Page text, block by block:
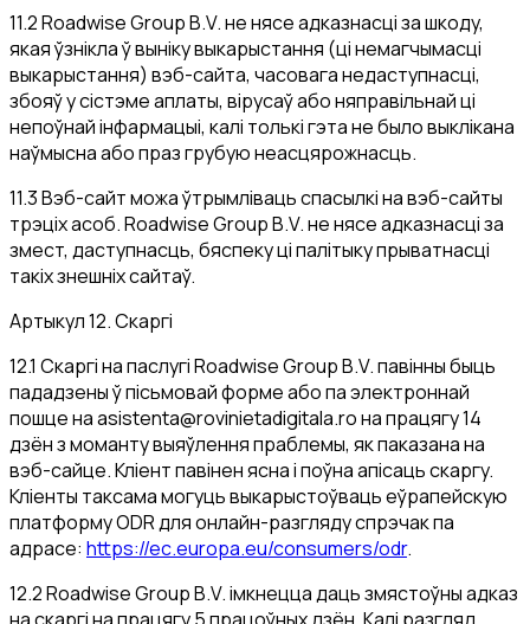
11.2 Roadwise Group B.V. не нясе адказнасці за шкоду,
якая ўзнікла ў выніку выкарыстання (ці немагчымасці
выкарыстання) вэб-сайта, часовага недаступнасці,
збояў у сістэме аплаты, вірусаў або няправільнай ці
непоўнай інфармацыі, калі толькі гэта не было выклікана
наўмысна або праз грубую неасцярожнасць.
11.3 Вэб-сайт можа ўтрымліваць спасылкі на вэб-сайты
трэціх асоб. Roadwise Group B.V. не нясе адказнасці за
змест, даступнасць, бяспеку ці палітыку прыватнасці
такіх знешніх сайтаў.
Артыкул 12. Скаргі
12.1 Скаргі на паслугі Roadwise Group B.V. павінны быць
пададзены ў пісьмовай форме або па электроннай
пошце наasistenta@rovinietadigitala.roна працягу 14
дзён з моманту выяўлення праблемы, як паказана на
вэб-сайце. Кліент павінен ясна і поўна апісаць скаргу.
Кліенты таксама могуць выкарыстоўваць еўрапейскую
платформу ODR для онлайн-разгляду спрэчак па
адрасе: https://ec.europa.eu/consumers/odr.
12.2 Roadwise Group B.V. імкнецца даць змястоўны адказ